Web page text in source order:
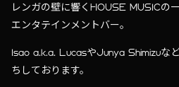
レンガの壁に響くHOUSE MUSICの
エンタテインメントバー。
Isao a.k.a. LucasやJunya Shimizuな
ちしております。